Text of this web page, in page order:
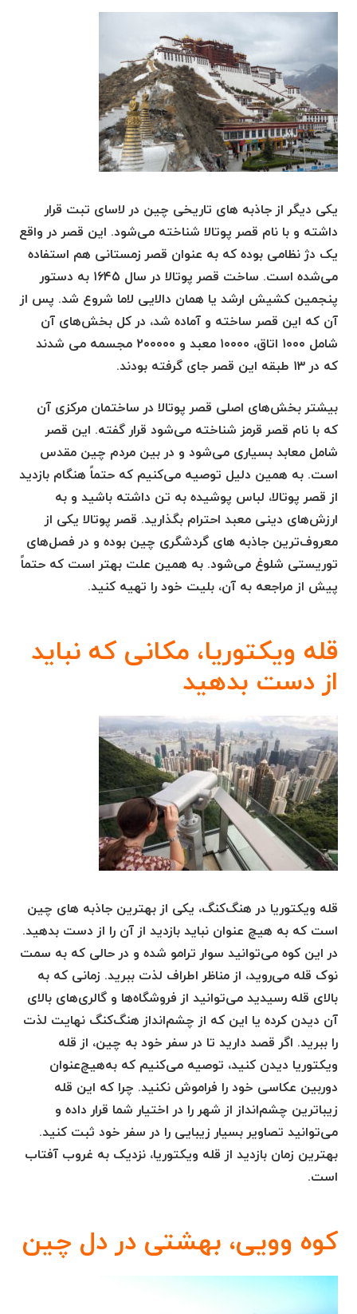
یکی دیگر از جاذبه های تاریخی چین در لاسای تبت قرار
داشته و با نام قصر پوتالا شناخته می‌شود. این قصر در واقع
یک دژ نظامی بوده که به عنوان قصر زمستانی هم استفاده
می‌شده است. ساخت قصر پوتالا در سال ۱۶۴۵ به دستور
پنجمین کشیش ارشد یا همان دالایی لاما شروع شد. پس از
آن که این قصر ساخته و آماده شد، در کل بخش‌های آن
شامل ۱۰۰۰ اتاق، ۱۰۰۰۰ معبد و ۲۰۰۰۰۰ مجسمه می شدند
که در ۱۳ طبقه این قصر جای گرفته بودند.
بیشتر بخش‌های اصلی قصر پوتالا در ساختمان مرکزی آن
که با نام قصر قرمز شناخته می‌شود قرار گفته. این قصر
شامل معابد بسیاری می‌شود و در بین مردم چین مقدس
است. به همین دلیل توصیه می‌کنیم که حتماً هنگام بازدید
از قصر پوتالا، لباس پوشیده به تن داشته باشید و به
ارزش‌های دینی معبد احترام بگذارید. قصر پوتالا یکی از
معروف‌ترین جاذبه های گردشگری چین بوده و در فصل‌های
توریستی شلوغ می‌شود. به همین علت بهتر است که حتماً
پیش از مراجعه به آن، بلیت خود را تهیه کنید.
قله ویکتوریا، مکانی که نباید
از دست بدهید
قله ویکتوریا در هنگ‌کنگ، یکی از بهترین جاذبه های چین
است که به هیچ عنوان نباید بازدید از آن را از دست بدهید.
در این کوه می‌توانید سوار ترامو شده و در حالی که به سمت
نوک قله می‌روید، از مناظر اطراف لذت ببرید. زمانی که به
بالای قله رسیدید می‌توانید از فروشگاه‌ها و گالری‌های بالای
آن دیدن کرده یا این که از چشم‌انداز هنگ‌کنگ نهایت لذت
را ببرید. اگر قصد دارید تا در سفر خود به چین، از قله
ویکتوریا دیدن کنید، توصیه می‌کنیم که به‌هیچ‌عنوان
دوربین عکاسی خود را فراموش نکنید. چرا که این قله
زیباترین چشم‌انداز از شهر را در اختیار شما قرار داده و
می‌توانید تصاویر بسیار زیبایی را در سفر خود ثبت کنید.
بهترین زمان بازدید از قله ویکتوریا، نزدیک به غروب آفتاب
است.
کوه وویی، بهشتی در دل چین